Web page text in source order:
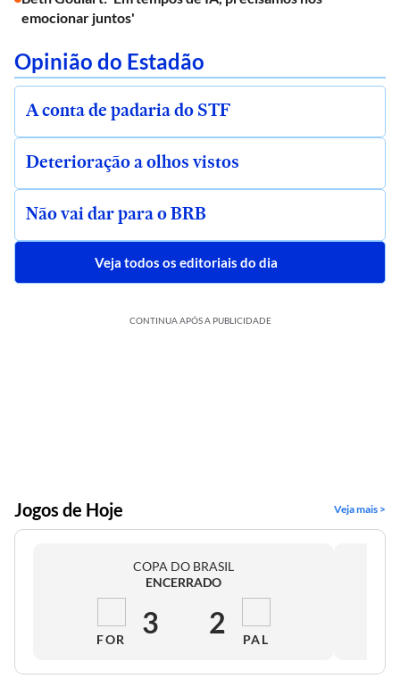
emocionar juntos'
Opinião do Estadão
A conta de padaria do STF
Deterioração a olhos vistos
Não vai dar para o BRB
Veja todos os editoriais do dia
CONTINUA APÓS A PUBLICIDADE
Jogos de Hoje Veja mais >
COPA DO BRASIL
ENCERRADO
FOR 3 2 PAL